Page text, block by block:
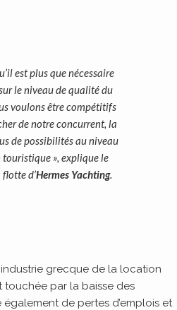
est plus que nécessaire
le niveau de qualité du
voulons être compétitifs
de notre concurrent, la
de possibilités au niveau
», explique le
d’Hermes Yachting.
grecque de la location
par la baisse des
également de pertes d’emplois et